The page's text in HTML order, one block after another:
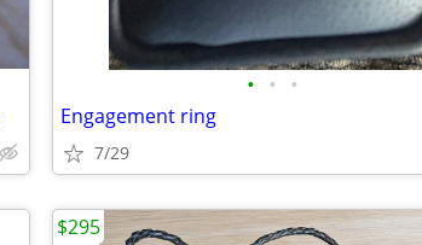
• • •
Engagement ring
7/29
$295